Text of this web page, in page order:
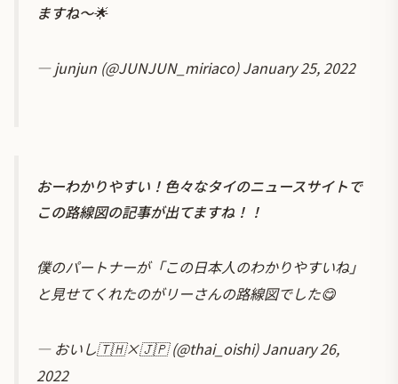
ますね～🌟
— junjun (@JUNJUN_miriaco)January 25, 2022
おーわかりやすい！色々なタイのニュースサイトで
この路線図の記事が出てますね！！
僕のパートナーが「この日本人のわかりやすいね」
と見せてくれたのがリーさんの路線図でした😋
— おいし🇹🇭×🇯🇵 (@thai_oishi)January 26,
2022